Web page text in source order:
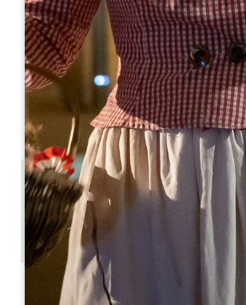
MÊS DE ABERTURA
F M A M J J A S O N
DIAS DE ABERTURA
S
AM
PM
T
AM
PM
Q
AM
PM
Q
AM
PM
S
AM
PM
S
AM
PM
D
AM
PM
1.5 km
à partir de 1h30
6
Copiar código GPS